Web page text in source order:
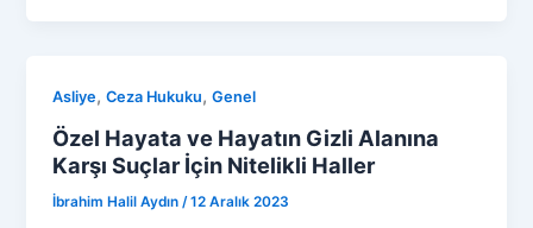
Asliye,Ceza Hukuku,Genel
Özel Hayata ve Hayatın Gizli Alanına
Karşı Suçlar İçin Nitelikli Haller
İbrahim Halil Aydın /12 Aralık 2023